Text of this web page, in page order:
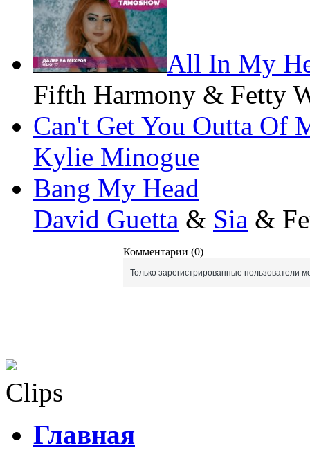
All In My
Fifth Harmony & Fetty
Can't Get You Outta Of
Kylie Minogue
Bang My Head
David Guetta & Sia &
Комментарии (0)
Только зарегистрированные пользователи
Clips
Главная